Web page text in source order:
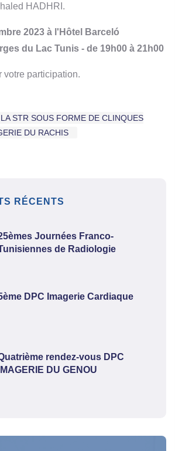
HADHRI.
2023 à l'Hôtel Barceló
du Lac Tunis - de 19h00 à 21h00
votre participation.
STR SOUS FORME DE CLINQUES
DU RACHIS
RÉCENTS
Journées Franco-
de Radiologie
DPC Imagerie Cardiaque
rendez-vous DPC
IMAGERIE DU GENOU